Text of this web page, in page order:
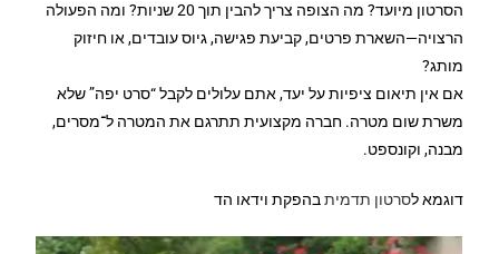
הסרטון מיועד? מה הצופה צריך להבין תוך 20 שניות? ומה הפעולה
הרצויה—השארת פרטים, קביעת פגישה, גיוס עובדים, או חיזוק
מותג?
אם אין תיאום ציפיות על יעד, אתם עלולים לקבל “סרט יפה” שלא
משרת שום מטרה. חברה מקצועית תתרגם את המטרה ל־מסרים,
מבנה, וקונספט.
דוגמא לסרטון תדמיתבהפקת וידאו הד